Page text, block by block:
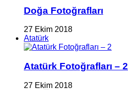
Doğa Fotoğrafları
27 Ekim 2018
Atatürk
Atatürk Fotoğrafları – 2
27 Ekim 2018